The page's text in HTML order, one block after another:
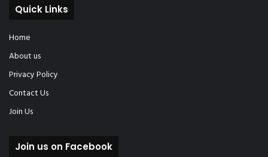
Quick Links
Home
About us
Privacy Policy
Contact Us
Join Us
Join us on Facebook